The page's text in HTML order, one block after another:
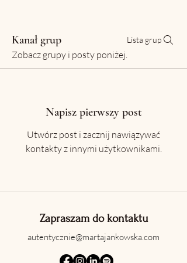
Kanał grup Lista grup
Zobacz grupy i posty poniżej.
Napisz pierwszy post
Utwórz post i zacznij nawiązywać
kontakty z innymi użytkownikami.
Zapraszam do kontaktu
autentycznie@martajankowska.com